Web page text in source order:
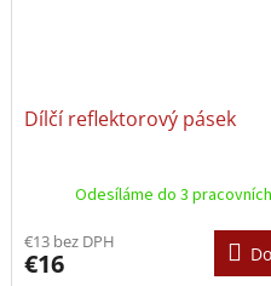
Dílčí reflektorový pásek
Odesíláme do 3
€13 bez DPH
€16